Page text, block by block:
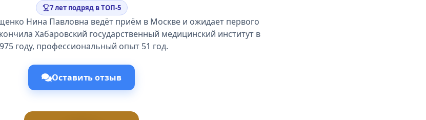
7 лет подряд в ТОП-5
Нина Павловна ведёт приём в Москве и ожидает первого
Хабаровский государственный медицинский институт в
году, профессиональный опыт 51 год.
Оставить отзыв